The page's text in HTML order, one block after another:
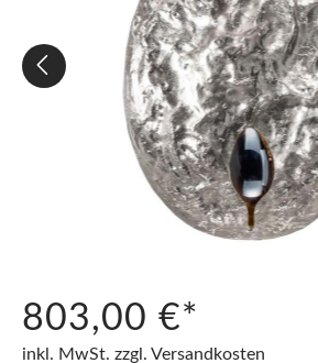
803,00 €*
inkl. MwSt. zzgl. Versandkosten